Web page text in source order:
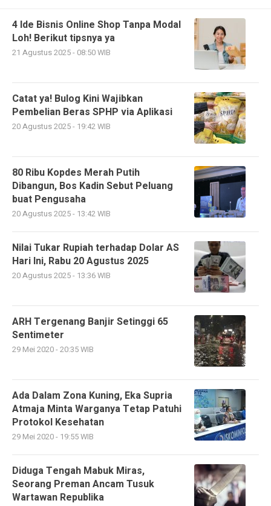
4 Ide Bisnis Online Shop Tanpa Modal
Loh! Berikut tipsnya ya
21 Agustus 2025 - 08:50 WIB
Catat ya! Bulog Kini Wajibkan
Pembelian Beras SPHP via Aplikasi
20 Agustus 2025 - 19:42 WIB
80 Ribu Kopdes Merah Putih
Dibangun, Bos Kadin Sebut Peluang
buat Pengusaha
20 Agustus 2025 - 13:42 WIB
Nilai Tukar Rupiah terhadap Dolar AS
Hari Ini, Rabu 20 Agustus 2025
20 Agustus 2025 - 13:36 WIB
ARH Tergenang Banjir Setinggi 65
Sentimeter
29 Mei 2020 - 20:35 WIB
Ada Dalam Zona Kuning, Eka Supria
Atmaja Minta Warganya Tetap Patuhi
Protokol Kesehatan
29 Mei 2020 - 19:55 WIB
Diduga Tengah Mabuk Miras,
Seorang Preman Ancam Tusuk
Wartawan Republika